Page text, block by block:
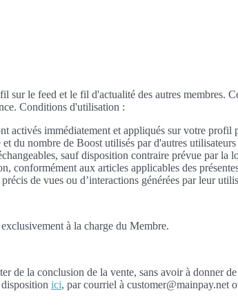
le feed et le fil d'actualité des autres membres.
Conditions d'utilisation :
immédiatement et appliqués sur votre
nombre de Boost utilisés par d'autres
sauf disposition contraire prévue par
conformément aux articles applicables des
de vues ou d’interactions générées par leur
à la charge du Membre.
la conclusion de la vente, sans avoir à donner
ici, par courriel à customer@mainpay.net